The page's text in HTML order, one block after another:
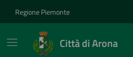
Regione Piemonte
Città di Arona